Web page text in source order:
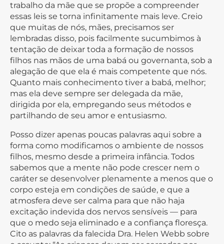
trabalho da mãe que se propõe a compreender
essas leis se torna infinitamente mais leve. Creio
que muitas de nós, mães, precisamos ser
lembradas disso, pois facilmente sucumbimos à
tentação de deixar toda a formação de nossos
filhos nas mãos de uma babá ou governanta, sob a
alegação de que ela é mais competente que nós.
Quanto mais conhecimento tiver a babá, melhor;
mas ela deve sempre ser delegada da mãe,
dirigida por ela, empregando seus métodos e
partilhando de seu amor e entusiasmo.
Posso dizer apenas poucas palavras aqui sobre a
forma como modificamos o ambiente de nossos
filhos, mesmo desde a primeira infância. Todos
sabemos que a mente não pode crescer nem o
caráter se desenvolver plenamente a menos que o
corpo esteja em condições de saúde, e que a
atmosfera deve ser calma para que não haja
excitação indevida dos nervos sensíveis — para
que o medo seja eliminado e a confiança floresça.
Cito as palavras da falecida Dra. Helen Webb sobre